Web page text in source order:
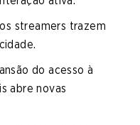
streamers trazem
do acesso à
abre novas